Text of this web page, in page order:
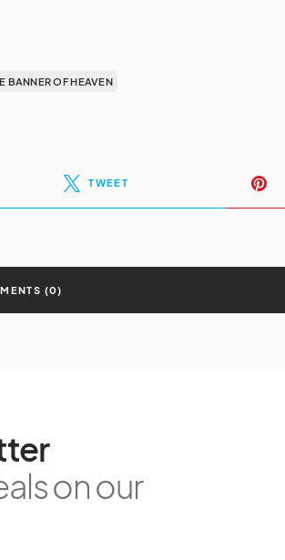
BANNER OF HEAVEN
TWEET
(0)
on our